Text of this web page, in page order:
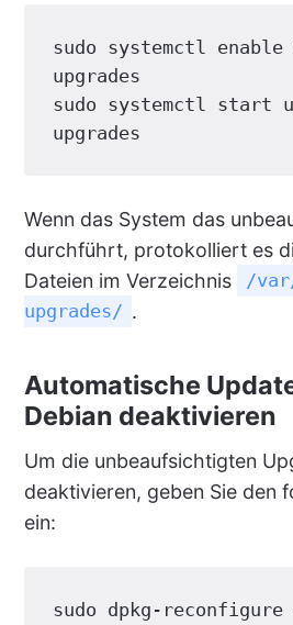
sudo systemctl enable
upgrades
sudo systemctl start
upgrades
Wenn das System das
durchführt, protokolliert es
Dateien im Verzeichnis
/
upgrades/ .
Automatische
Debian deaktivieren
Um die unbeaufsichtigten
deaktivieren, geben Sie den
ein:
sudo dpkg-